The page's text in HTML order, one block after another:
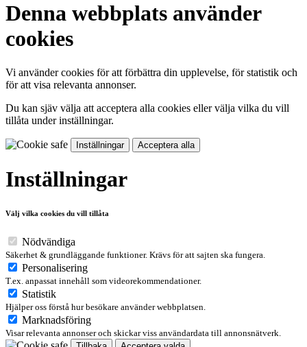
Denna webbplats använder
cookies
Vi använder cookies för att förbättra din upplevelse, för statistik och
för att visa relevanta annonser.
Du kan sjäv välja att acceptera alla cookies eller välja vilka du vill
tillåta under inställningar.
Inställningar Acceptera alla
Inställningar
Välj vilka cookies du vill tillåta
Nödvändiga
Säkerhet & grundläggande funktioner. Krävs för att sajten ska fungera.
Personalisering
T.ex. anpassat innehåll som videorekommendationer.
Statistik
Hjälper oss förstå hur besökare använder webbplatsen.
Marknadsföring
Visar relevanta annonser och skickar viss användardata till annonsnätverk.